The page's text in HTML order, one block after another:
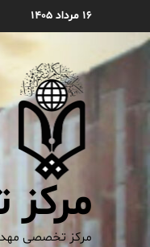
۱۶ مرداد ۱۴۰۵
مرکز تخصصی